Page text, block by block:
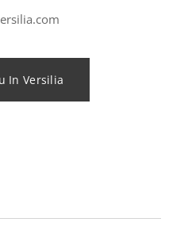
In Versilia